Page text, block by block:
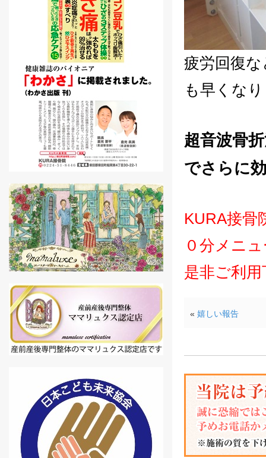
疲労回復
も早くな
超音波骨
でさらに
KURA接骨
０分メニ
是非ご利
« 嬉しい報告